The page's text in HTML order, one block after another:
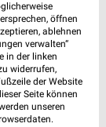
öffnen
ablehnen
verwalten“
in der linken
widerrufen,
der Website
Seite können
unseren